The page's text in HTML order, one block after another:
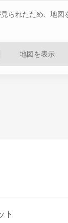
られたため、地図
地図を表示
ト